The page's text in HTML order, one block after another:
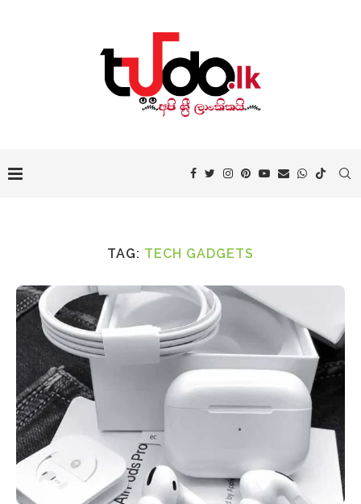
TAG: TECH GADGETS